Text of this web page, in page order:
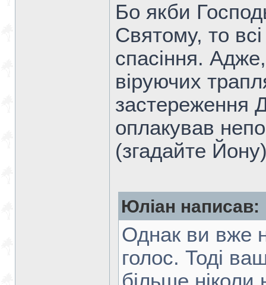
Бо якби
Святому, то
спасіння.
віруючих
застереження
оплакував
(згадайте
Юліан написав:
Однак ви вже
голос. Тоді